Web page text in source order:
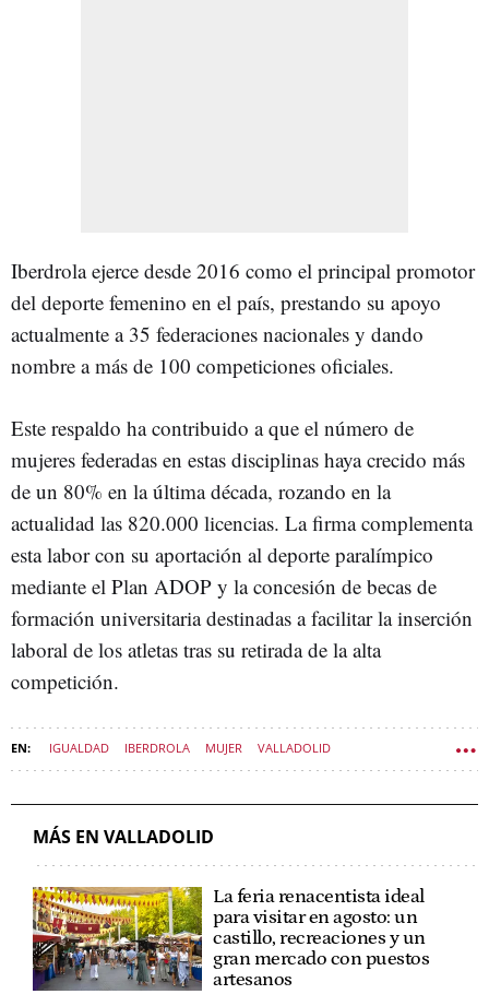
Iberdrola ejerce desde 2016 como el principal promotor
del deporte femenino en el país, prestando su apoyo
actualmente a 35 federaciones nacionales y dando
nombre a más de 100 competiciones oficiales.
Este respaldo ha contribuido a que el número de
mujeres federadas en estas disciplinas haya crecido más
de un 80% en la última década, rozando en la
actualidad las 820.000 licencias. La firma complementa
esta labor con su aportación al deporte paralímpico
mediante el Plan ADOP y la concesión de becas de
formación universitaria destinadas a facilitar la inserción
laboral de los atletas tras su retirada de la alta
competición.
IGUALDAD IBERDROLA MUJER VALLADOLID
MÁS EN VALLADOLID
La feria renacentista ideal
para visitar en agosto: un
castillo, recreaciones y un
gran mercado con puestos
artesanos